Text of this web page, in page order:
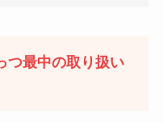
つ最中の取り扱い